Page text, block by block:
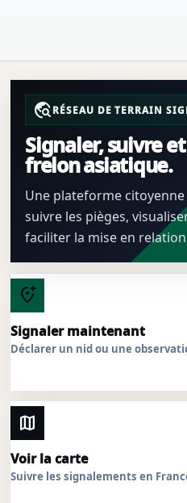
travel_exploreRÉSEAU DE TERRAIN
Signaler, suivre
frelon asiatique.
Une plateforme
suivre les pièges,
faciliter la mise en
add_location_alt
Signaler maintenant
Déclarer un nid ou une
map
Voir la carte
Suivre les signalements en